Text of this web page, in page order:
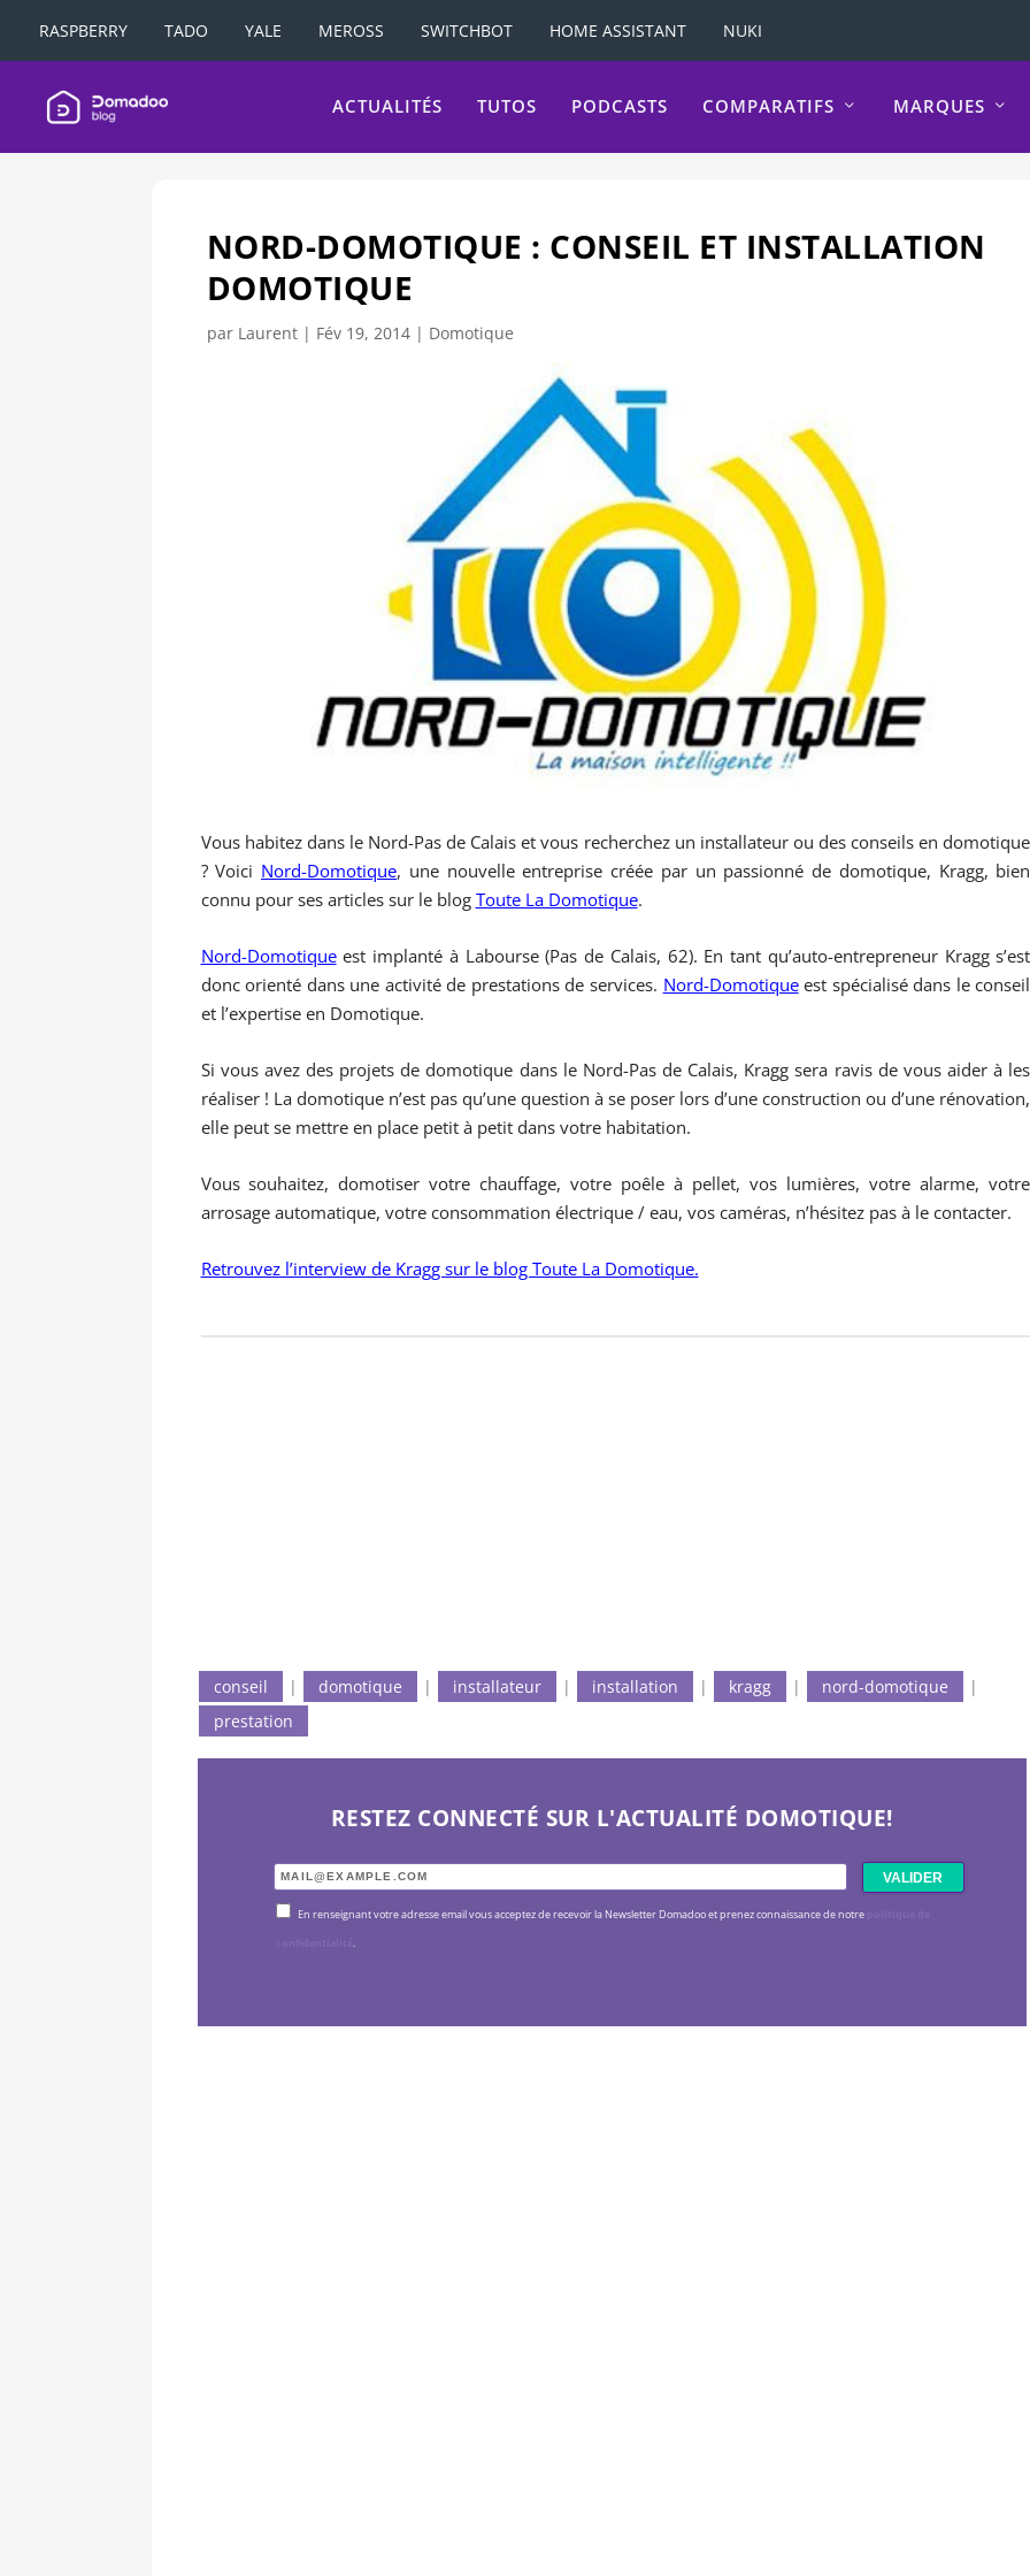
RASPBERRY TADO YALE MEROSS SWITCHBOT HOME ASSISTANT NUKI
ACTUALITÉS TUTOS PODCASTS COMPARATIFS MARQUES
NORD-DOMOTIQUE : CONSEIL ET INSTALLATION
DOMOTIQUE
par Laurent| Fév 19, 2014| Domotique
Vous habitez dans le Nord-Pas de Calais et vous recherchez un installateur ou des conseils en domotique
? Voici Nord-Domotique, une nouvelle entreprise créée par un passionné de domotique, Kragg, bien
connu pour ses articles sur le blog Toute La Domotique.
Nord-Domotiqueest implanté à Labourse (Pas de Calais, 62). En tant qu’auto-entrepreneur Kragg s’est
donc orienté dans une activité de prestations de services. Nord-Domotiqueest spécialisé dans le conseil
et l’expertise en Domotique.
Si vous avez des projets de domotique dans le Nord-Pas de Calais, Kragg sera ravis de vous aider à les
réaliser ! La domotique n’est pas qu’une question à se poser lors d’une construction ou d’une rénovation,
elle peut se mettre en place petit à petit dans votre habitation.
Vous souhaitez, domotiser votre chauffage, votre poêle à pellet, vos lumières, votre alarme, votre
arrosage automatique, votre consommation électrique / eau, vos caméras, n’hésitez pas à le contacter.
Retrouvez l’interview de Kragg sur le blog Toute La Domotique.
conseil | domotique | installateur | installation | kragg | nord-domotique
|
prestation
RESTEZ CONNECTÉ SUR L'ACTUALITÉ DOMOTIQUE!
En renseignant votre adresse email vous acceptez de recevoir la Newsletter Domadoo et prenez connaissance de notre
.